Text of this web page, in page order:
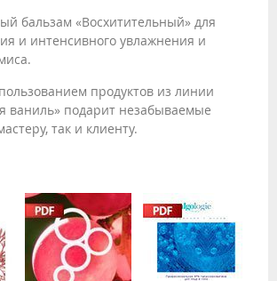
бальзам «Восхитительный» для
и интенсивного увлажнения и
продуктов из линии
ваниль» подарит незабываемые
так и клиенту.